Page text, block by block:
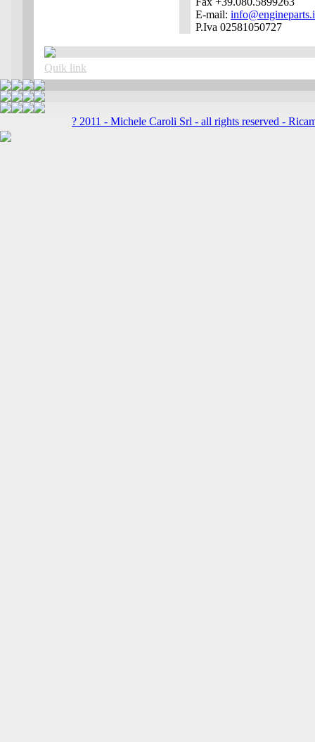
E-mail:
P.Iva 02581050727
Quik link
? 2011 - Michele Caroli Srl - all rights reserved -